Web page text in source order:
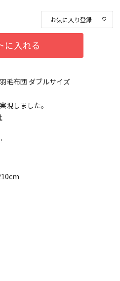
お気に入り登録
に入れる
毛布団 ダブルサイズ
現しました。